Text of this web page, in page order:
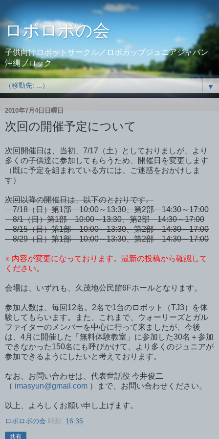
ロボロボの会
子供向けロボットサークル／ロボカップジュニアジャパン
沖縄ブロック
▼
2010年7月4日日曜日
次回の開催予定について
次回開催日は、当初、7/17（土）としておりましが、より
多くの子供達に参加してもらうため、開催日を変更します
（既に予定を組まれている方には、ご迷惑をおかけしま
す）
次回以降の開催日は、以下のとおりです。
7/18（日）第1部 10:00～13:30、第2部 14:30～17:00
8/1（日）第1部 10:00～13:30、第2部 14:30～17:00
8/15（日）第1部 10:00～13:30、第2部 14:30～17:00
8/29（日）第1部 10:00～13:30、第2部 14:30～17:00
※ 内容が変更になっております。最新の投稿から確認して
ください。
会場は、いずれも、久茂地公民館6Fホールとなります。
参加人数は、毎回12名。2名で1台のロボット（TJ3）を体
験してもらいます。また、これまで、ウォーリーズとガル
ファイターのメンバーを中心に行って来ましたが、今後
は、4月に開催した「無料体験教室」に参加した30名＋参加
できなかった150名にも呼びかけて、より多くのジュニアが
参加できるようにしたいと考えております。
なお、お問い合わせは、代表世話役 今井俊二
（ imasyun@gmail.com ）まで、お問い合わせください。
以上、よろしくお願い申し上げます。
ロボロボの会 時刻: 16:35
共有